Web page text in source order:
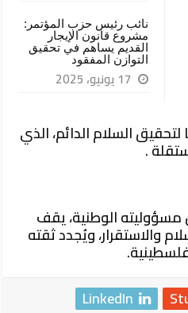
نائب رئيس حزب المؤتمر:
مشروع قانون الإيجار
القديم يساهم في تحقيق
التوازن المفقود
17 يونيو، 2025
السلام الدائم، الذي
.
الوطنية، يقف
والاستقرار، ويُجدد ثقته
LinkedIn